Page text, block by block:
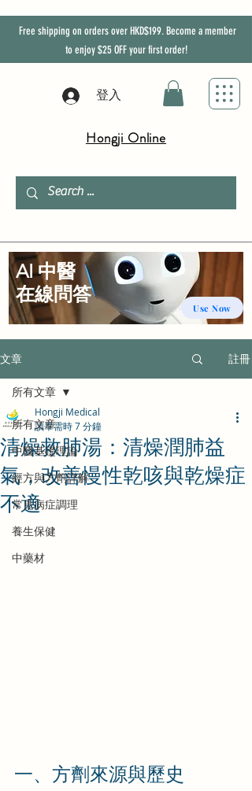
Free shipping on orders over HKD$199. Become a member
to enjoy$25 OFFyour first order!
登入
Hongji Online
文章 註冊
所有文章
中醫基礎理論
經方與方劑詳解
常見病症調理
養生保健
中藥材
所有文章
清燥救肺湯：清燥潤肺益
氣，改善慢性乾咳與乾燥症
不適
Hongji Medical
讀畢需時 7 分鐘
一、方劑來源與歷史
Use Now
AI 中醫
​在線問答